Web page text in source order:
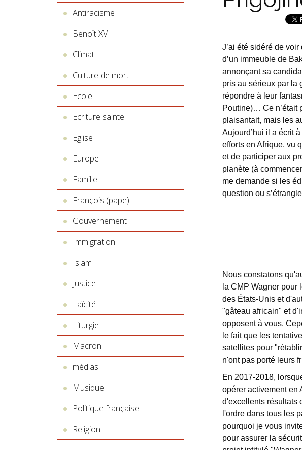
Antiracisme
Benoît XVI
Climat
Culture de mort
Ecole
Ecriture sainte
Eglise
Europe
Famille
François (pape)
Gouvernement
Immigration
Islam
Justice
Laïcité
Liturgie
Macron
médias
Musique
Politique française
Religion
J’ai été sidéré de
d’un immeuble de
annonçant sa
pris au sérieux par la
répondre à leur
Poutine)… Ce n’était
plaisantait, mais les
Aujourd’hui il a écrit
efforts en Afrique, vu
et de participer aux
planète (à
me demande si les
question ou
Nous constatons
la CMP Wagner
des États-Unis et
"gâteau africain" et
opposent à vous.
le fait que les
satellites pour
n'ont pas porté leurs
En 2017-2018,
opérer activement en
d'excellents résultats
l'ordre dans tous les
pourquoi je vous
pour assurer la